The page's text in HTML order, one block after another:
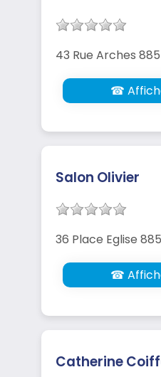
43 Rue Arches
☎
Salon Olivier
36 Place Eglise
☎
Catherine